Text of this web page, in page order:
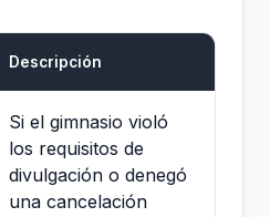
Descripción
Si el gimnasio violó
los requisitos de
divulgación o denegó
una cancelación